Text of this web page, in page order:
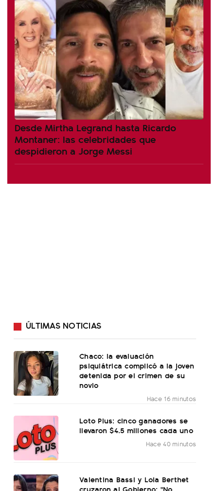
Desde Mirtha Legrand hasta Ricardo
Montaner: las celebridades que
despidieron a Jorge Messi
ÚLTIMAS NOTICIAS
Chaco: la evaluación
psiquiátrica complicó a la joven
detenida por el crimen de su
novio
Hace 16 minutos
Loto Plus: cinco ganadores se
llevaron $4.5 millones cada uno
Hace 40 minutos
Valentina Bassi y Lola Berthet